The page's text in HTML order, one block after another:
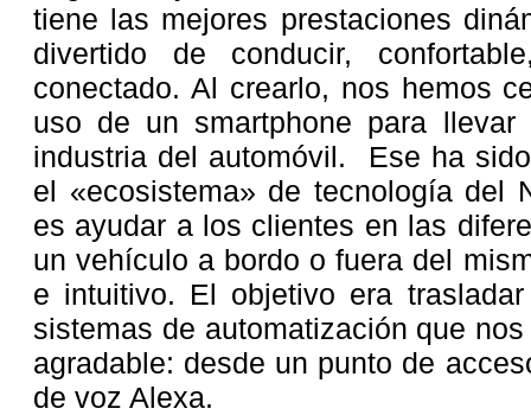
tiene las mejores prestaciones
divertido de conducir,
conectado. Al crearlo, nos hemos
uso de un smartphone para
industria del automóvil. Ese ha
el «ecosistema» de tecnología del
es ayudar a los clientes en las
un vehículo a bordo o fuera del
e intuitivo. El objetivo era
sistemas de automatización que
agradable: desde un punto de
de voz Alexa.